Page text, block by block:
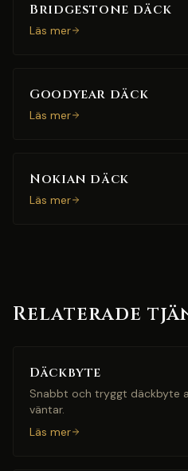
Bridgestone däck
Läs mer
Goodyear däck
Läs mer
Nokian däck
Läs mer
Relaterade
Däckbyte
Snabbt och tryggt däckbyte
väntar.
Läs mer